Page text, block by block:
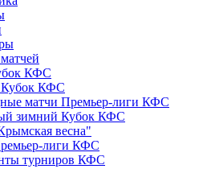
КФС
КФС
матчи Премьер-лиги КФС
зимний Кубок КФС
весна"
лиги КФС
турниров КФС